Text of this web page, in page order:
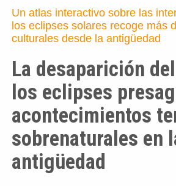
Un atlas interactivo sobre las
los eclipses solares recoge más
culturales desde la antigüedad
La desaparición
los eclipses
acontecimientos
sobrenaturales en
antigüedad